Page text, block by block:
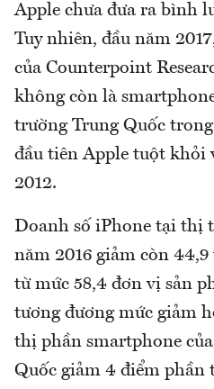
Apple chưa đưa ra bình
Tuy nhiên, đầu năm
của Counterpoint
không còn là
trường Trung Quốc
đầu tiên Apple tuột khỏi
2012.
Doanh số iPhone tại thị
năm 2016 giảm còn
từ mức 58,4 đơn vị sản
tương đương mức giảm
thị phần smartphone của
Quốc giảm 4 điểm phần